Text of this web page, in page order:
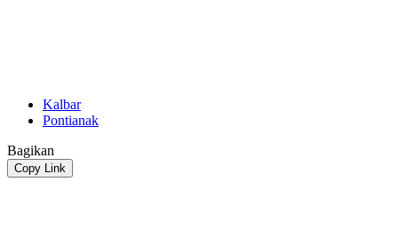
Kalbar
Pontianak
Bagikan
Copy Link